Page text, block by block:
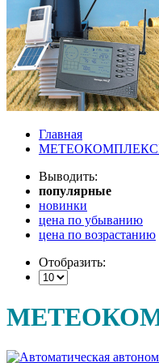
Главная
Выводить:
популярные
новинки
цена по убыванию
цена по возрастанию
Отобразить: